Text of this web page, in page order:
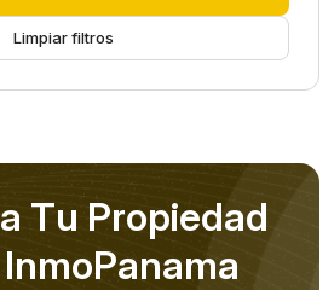
Limpiar filtros
a Tu Propiedad
InmoPanama